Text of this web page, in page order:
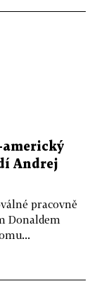
americký
Andrej
pracovně
Donaldem